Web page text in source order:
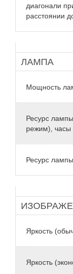
диагонали
расстоянии
ЛАМПА
Мощность
Ресурс
режим), часы
Ресурс
Яркость
Яркость